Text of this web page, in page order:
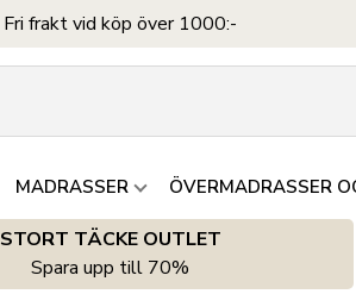
Fri frakt vid köp över 1000:-
MADRASSER ÖVERMADRASSER
STORT TÄCKE OUTLET
Spara upp till 70%